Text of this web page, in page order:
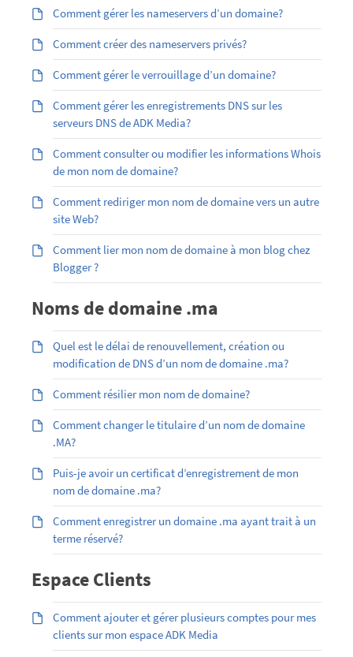
Comment gérer les nameservers d’un domaine?
Comment créer des nameservers privés?
Comment gérer le verrouillage d’un domaine?
Comment gérer les enregistrements DNS sur les
serveurs DNS de ADK Media?
Comment consulter ou modifier les informations Whois
de mon nom de domaine?
Comment rediriger mon nom de domaine vers un autre
site Web?
Comment lier mon nom de domaine à mon blog chez
Blogger ?
Noms de domaine .ma
Quel est le délai de renouvellement, création ou
modification de DNS d’un nom de domaine .ma?
Comment résilier mon nom de domaine?
Comment changer le titulaire d’un nom de domaine
.MA?
Puis-je avoir un certificat d’enregistrement de mon
nom de domaine .ma?
Comment enregistrer un domaine .ma ayant trait à un
terme réservé?
Espace Clients
Comment ajouter et gérer plusieurs comptes pour mes
clients sur mon espace ADK Media